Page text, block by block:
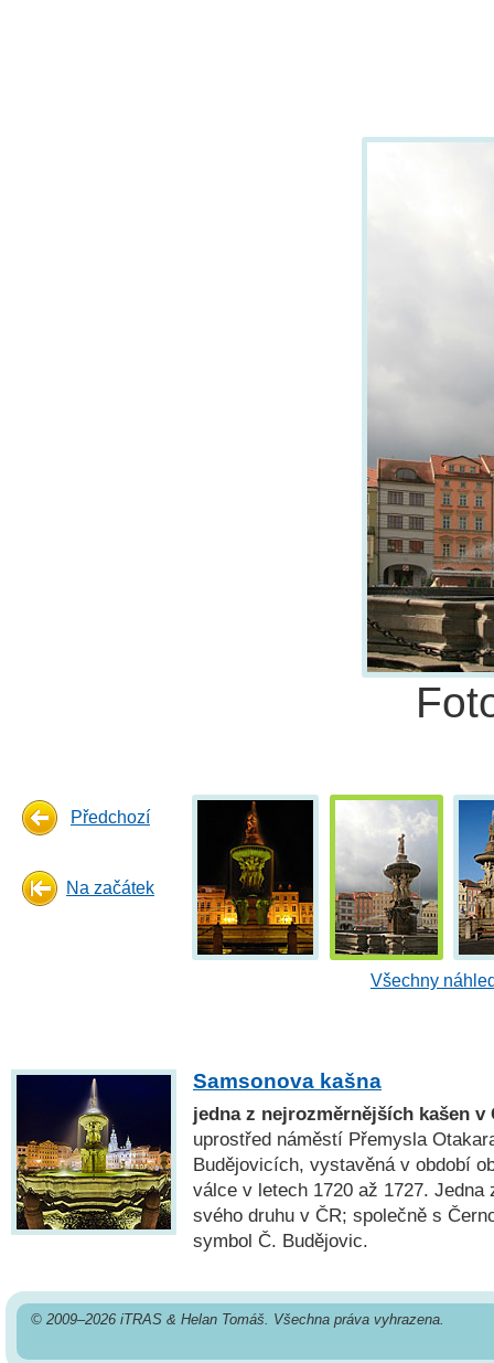
Předchozí
Na začátek
Všechny
Samsonova kašna
jedna z nejrozměrnějších kašen v
uprostřed náměstí Přemysla
Budějovicích, vystavěná v období
válce v letech 1720 až 1727. Jedna
svého druhu v ČR; společně s
symbol Č. Budějovic.
© 2009–2026 iTRAS & Helan Tomáš. Všechna práva vyhrazena.